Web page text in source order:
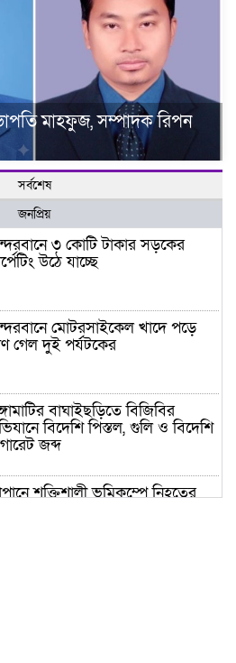
মাহফুজ, সম্পাদক রিপন
সর্বশেষ
জনপ্রিয়
৩ কোটি টাকার সড়কের
উঠে যাচ্ছে
মোটরসাইকেল খাদে পড়ে
গেল দুই পর্যটকের
বাঘাইছড়িতে বিজিবির
বিদেশি পিস্তল, গুলি ও বিদেশি
জব্দ
শক্তিশালী ভূমিকম্পে নিহতের